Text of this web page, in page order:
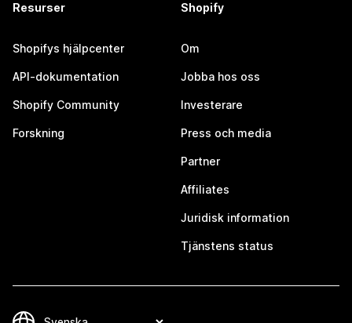
Resurser
Shopifys hjälpcenter
API-dokumentation
Shopify Community
Forskning
Shopify
Om
Jobba hos oss
Investerare
Press och media
Partner
Affiliates
Juridisk information
Tjänstens status